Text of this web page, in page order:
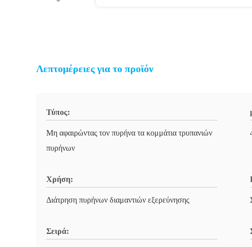
Λεπτομέρειες για το προϊόν
Τύπος:
Μη αφαιρώντας τον πυρήνα τα κομμάτια τρυπανιών
πυρήνων
Χρήση:
Διάτρηση πυρήνων διαμαντιών εξερεύνησης
Σειρά: